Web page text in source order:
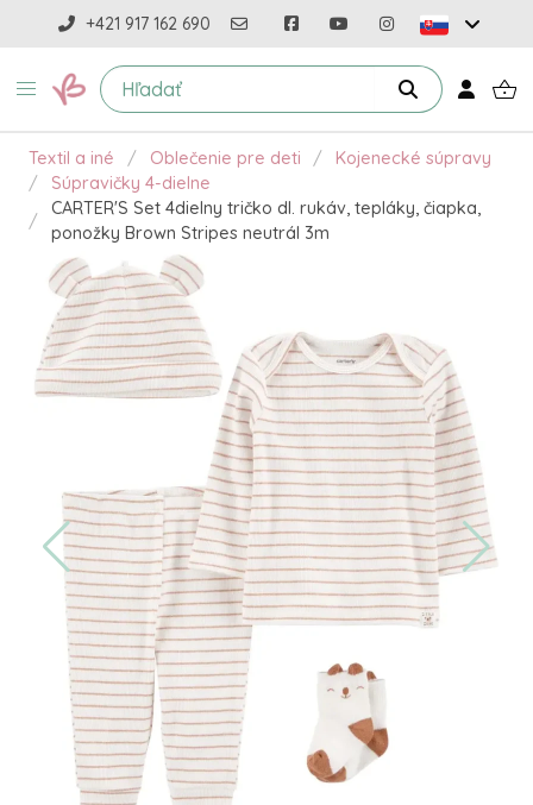
+421 917 162 690
Textil a iné Oblečenie pre deti
Kojenecké súpravy
Súpravičky 4-dielne
CARTER'S Set 4dielny tričko dl. rukáv, tepláky, čiapka,
ponožky Brown Stripes neutrál 3m